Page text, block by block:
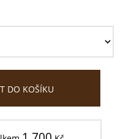
DO KOŠÍKU